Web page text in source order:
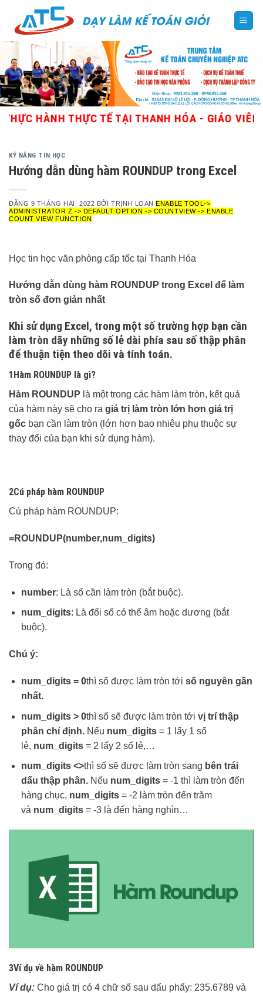
content
THỰC TẾ TẠI THANH HÓA - GIÁO VIÊN GIỎI,
KỸ NĂNG TIN HỌC
Hướng dẫn dùng hàm ROUNDUP trong Excel
ĐĂNG 9 THÁNG HAI, 2022 BỞITRỊNH LOAN ENABLE TOOL->
ADMINISTRATOR Z -> DEFAULT OPTION -> COUNTVIEW -> ENABLE
COUNT VIEW FUNCTION
Học tin học văn phòng cấp tốc tại Thanh Hóa
Hướng dẫn dùng hàm ROUNDUP trong Excel để làm
tròn số đơn giản nhất
Khi sử dụng Excel, trong một số trường hợp bạn cần
làm tròn dãy những số lẻ dài phía sau số thập phân
để thuận tiện theo dõi và tính toán.
1Hàm ROUNDUP là gì?
Hàm ROUNDUP là một trong các hàm làm tròn, kết quả
của hàm này sẽ cho ra giá trị làm tròn lớn hơn giá trị
gốc bạn cần làm tròn (lớn hơn bao nhiêu phụ thuộc sự
thay đổi của bạn khi sử dụng hàm).
2Cú pháp hàm ROUNDUP
Cú pháp hàm ROUNDUP:
=ROUNDUP(number,num_digits)
Trong đó:
number: Là số cần làm tròn (bắt buộc).
num_digits: Là đối số có thể âm hoặc dương (bắt
buộc).
Chú ý:
num_digits = 0thì số được làm tròn tới số nguyên gần
nhất.
num_digits > 0thì số sẽ được làm tròn tới vị trí thập
phân chỉ định.Nếu num_digits= 1 lấy 1 số
lẻ, num_digits = 2 lấy 2 số lẻ,…
num_digits <>thì số sẽ được làm tròn sang bên trái
dấu thập phân.Nếu num_digits= -1 thì làm tròn đến
hàng chục, num_digits= -2 làm tròn đến trăm
và num_digits= -3 là đến hàng nghìn…
3Ví dụ về hàm ROUNDUP
Ví dụ: Cho giá trị có 4 chữ số sau dấu phẩy: 235.6789 và